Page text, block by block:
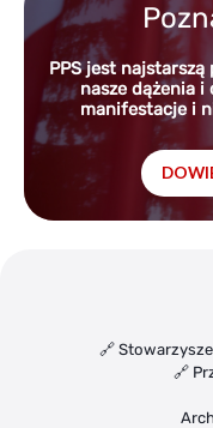
PPS jest
nasze dążenia i
manifestacje i
🔗
🔗